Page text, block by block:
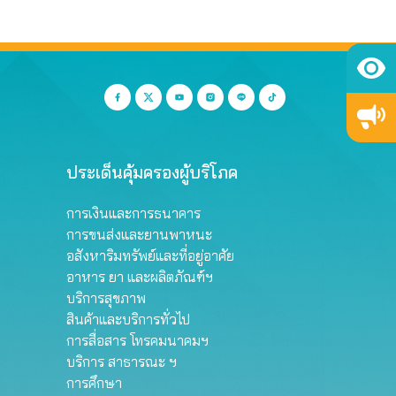
ประเด็นคุ้มครองผู้บริโภค
การเงินและการธนาคาร
การขนส่งและยานพาหนะ
อสังหาริมทรัพย์และที่อยู่อาศัย
อาหาร ยา และผลิตภัณฑ์ฯ
บริการสุขภาพ
สินค้าและบริการทั่วไป
การสื่อสาร โทรคมนาคมฯ
บริการ สาธารณะ ฯ
การศึกษา